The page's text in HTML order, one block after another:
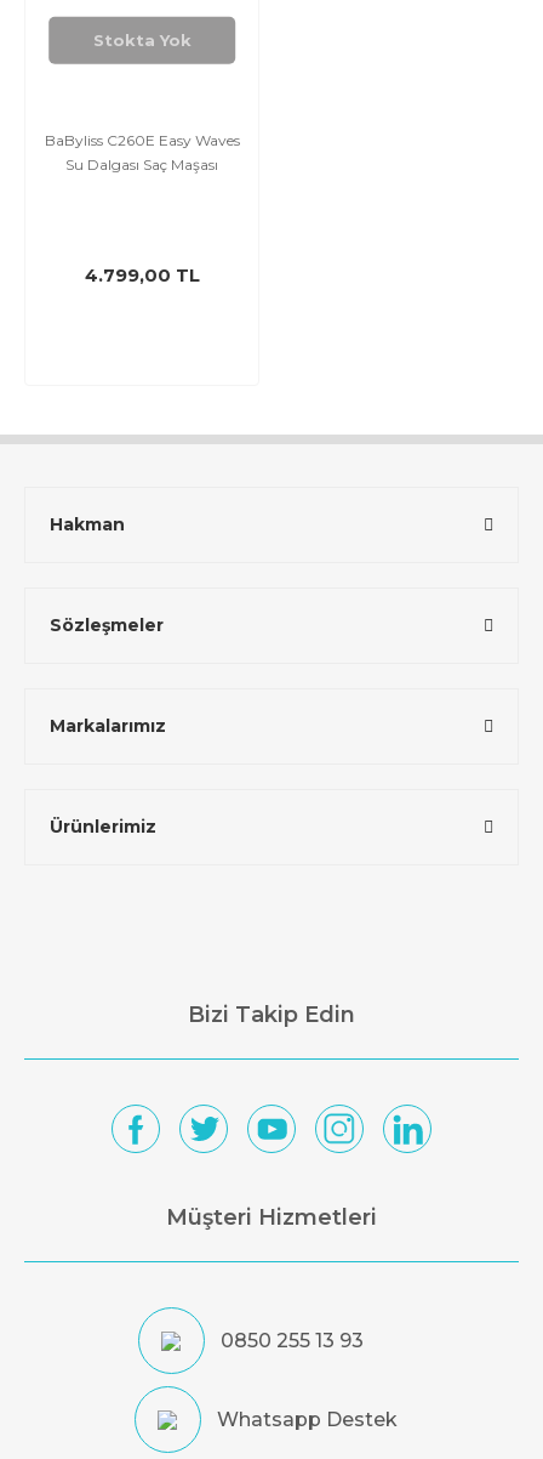
Stokta Yok
BaByliss C260E Easy Waves
Su Dalgası Saç Maşası
4.799,00 TL
Hakman
Sözleşmeler
Markalarımız
Ürünlerimiz
Bizi Takip Edin
Müşteri Hizmetleri
0850 255 13 93
Whatsapp Destek